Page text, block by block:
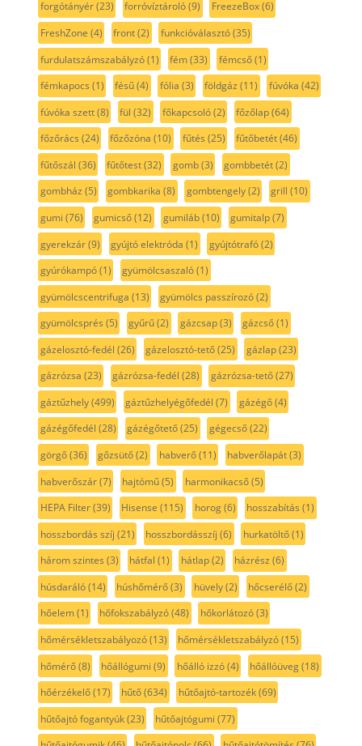
forgótányér(23) forróvíztároló(9) FreezeBox(6)
FreshZone (4) front(2) funkcióválasztó(35)
furdulatszámszabályzó(1) fém(33) fémcső(1)
fémkapocs (1) fésű(4) fólia (3) földgáz (11) fúvóka (42)
fúvóka szett(8) fül (32) főkapcsoló(2) főzőlap(64)
főzőrács (24) főzőzóna (10) fűtés (25) fűtőbetét(46)
fűtőszál (36) fűtőtest(32) gomb(3) gombbetét(2)
gombház (5) gombkarika (8) gombtengely(2) grill (10)
gumi (76) gumicső(12) gumiláb(10) gumitalp(7)
gyerekzár(9) gyújtó elektróda (1) gyújtótrafó(2)
gyúrókampó(1) gyümölcsaszaló(1)
gyümölcscentrifuga (13) gyümölcs passzírozó(2)
gyümölcsprés (5) gyűrű(2) gázcsap(3) gázcső(1)
gázelosztó-fedél (26) gázelosztó-tető(25) gázlap(23)
gázrózsa (23) gázrózsa-fedél (28) gázrózsa-tető(27)
gáztűzhely(499) gáztűzhelyégőfedél (7) gázégő(4)
gázégőfedél (28) gázégőtető(25) gégecső(22)
görgő(36) gőzsütő(2) habverő(11) habverőlapát(3)
habverőszár(7) hajtómű(5) harmonikacső(5)
HEPA Filter(39) Hisense (115) horog(6) hosszabítás (1)
hosszbordás szíj (21) hosszbordásszíj (6) hurkatöltő(1)
három szintes (3) hátfal (1) hátlap(2) házrész (6)
húsdaráló(14) húshőmérő(3) hüvely(2) hőcserélő(2)
hőelem(1) hőfokszabályzó(48) hőkorlátozó(3)
hőmérsékletszabályozó(13) hőmérsékletszabályzó(15)
hőmérő(8) hőállógumi (9) hőálló izzó(4) hőállóüveg(18)
hőérzékelő(17) hűtő(634) hűtőajtó-tartozék(69)
hűtőajtó fogantyúk(23) hűtőajtógumi (77)